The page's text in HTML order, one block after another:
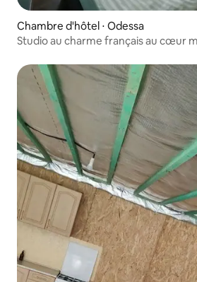
Chambre d'hôtel ⋅ Odessa
Studio au charme français au cœur